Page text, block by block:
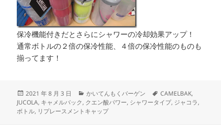
保冷機能付きだとさらにシャワーの冷却効果アップ！
通常ボトルの２倍の保冷性能、４倍の保冷性能のものも
揃ってます！
投
稿
日:
2021 年 8 月 3 日
カ
テ
ゴ
かいてんもくバーゲン
タ
グ
CAMELBAK,
JUCOLA, キャメルバック, クエン酸パワー, シャワータイプ, ジャコラ,
ボトル, リプレースメントキャップ